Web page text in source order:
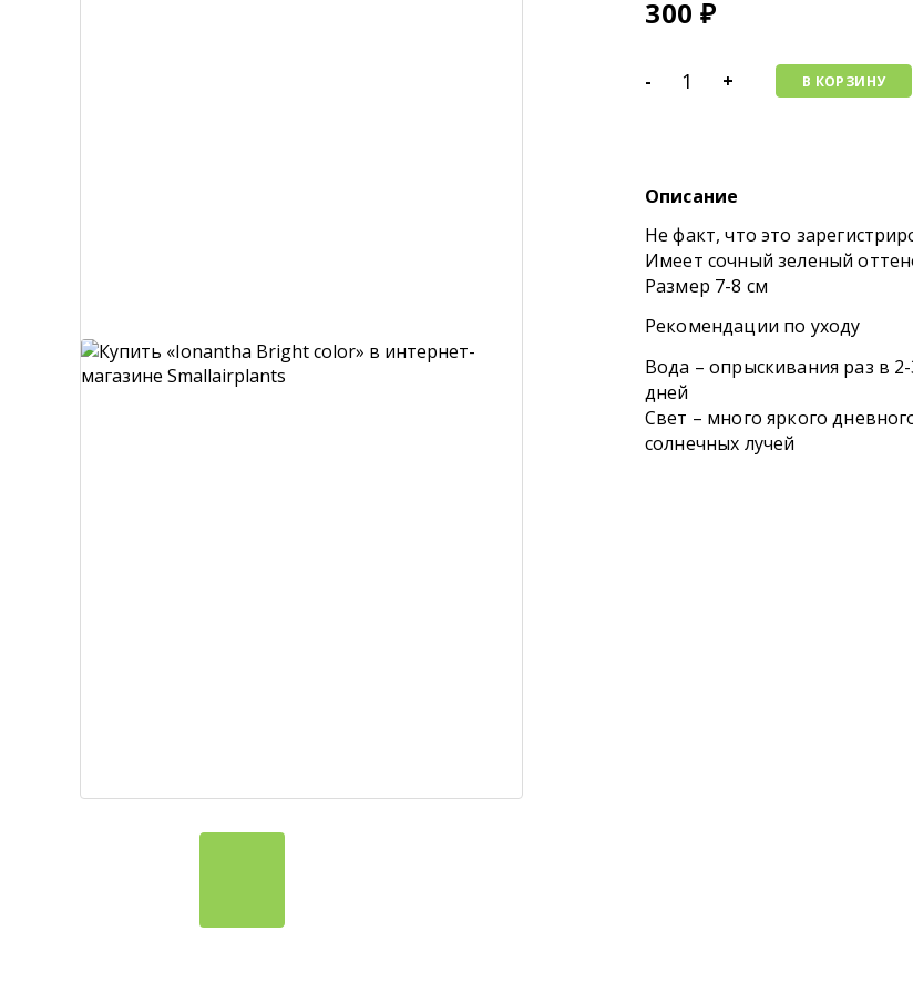
300₽
- + В КОРЗИНУ
Описание
Не факт, что это
Имеет сочный зеленый
Размер 7-8 см
Рекомендации по уходу
Вода – опрыскивания раз в
дней
Свет – много яркого
солнечных лучей